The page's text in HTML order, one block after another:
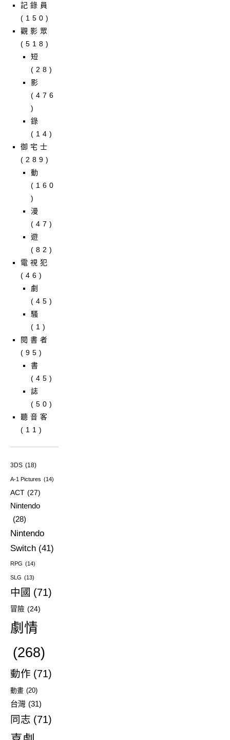
記錄員
(150)
觀影眾
(518)
短
(28)
影
(476
)
錄
(14)
御宅士
(289)
動
(160
)
漫
(47)
遊
(82)
電視犯
(46)
劇
(45)
騷
(1)
閱書者
(95)
書
(45)
誌
(50)
聽音客
(11)
3DS (18)
A-1 Pictures (14)
ACT (27)
Nintendo
(28)
Nintendo
Switch (41)
RPG (14)
SLG (13)
中國 (71)
冒險 (24)
劇情
(268)
動作 (71)
動畫 (20)
台灣 (31)
同志 (71)